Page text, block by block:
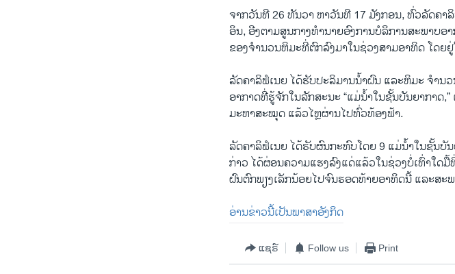
ຈາກວັນທີ 26 ທັນວາ ຫາວັນທີ 17 ມັງກອນ, ທົ່ວລັດຄາ
ອິນ, ອີງຕາມສູນກາງ​ທຳ​ນາຍ​ອົງ​ການບໍລິການສະພາບອ
ຂອງຈໍານວນຫິມະທີ່ຕົກລົງມາໃນຊ່ວງສາມອາທິດ ໂດຍ
ລັດຄາລິຟໍເນຍ ໄດ້ຮັບປະລິມານນໍ້າຝົນ ແລະຫິມະ ຈໍານ
ອາກາດທີ່ຮູ້ຈັກໃນລັກສະນະ “ແມ່ນໍ້າໃນຊັ້ນບັນຍາກາດ
ມະຫາສະໝຸດ ແລ້ວໄຫຼຜ່ານໄປທົ່ວທ້ອງຟ້າ.
ລັດຄາລິຟໍເນຍ ໄດ້ຮັບ​ຜົນກະທົບໂດຍ 9 ແມ່ນໍ້າໃນຊັ້ນບັ
ກ່າວ ໄດ້ຜ່ອນຄວາມແຮງລົງ​ແດ່ແລ້ວໃນຊ່ວງບໍ່ເທົ່າໃດ
ຝົນຕົກພຽງເລັກນ້ອຍໄປຈົນຮອດທ້າຍອາທິດນີ້ ແລະສະ
ອ່ານຂ່າວນີ້ເປັນພາສາອັງກິດ
ແຊຣ໌ Follow us Print